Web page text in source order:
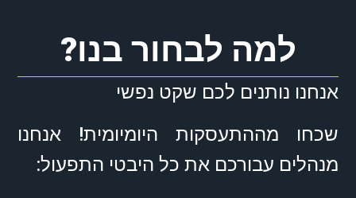
למה לבחור בנו?
אנחנו נותנים לכם שקט נפשי
שכחו מההתעסקות היומיומית! אנחנו
מנהלים עבורכם את כל היבטי התפעול: